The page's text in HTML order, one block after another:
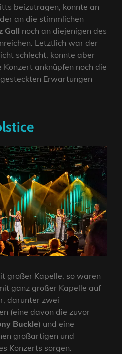
beizutragen, konnte an
an die stimmlichen
Gall noch an diejenigen des
Letztlich war der
schlecht, konnte aber
anknüpfen noch die
Erwartungen
großer Kapelle, so waren
ganz großer Kapelle auf
darunter zwei
(eine davon die zuvor
Buckle) und eine
großartigen und
Konzerts sorgen.